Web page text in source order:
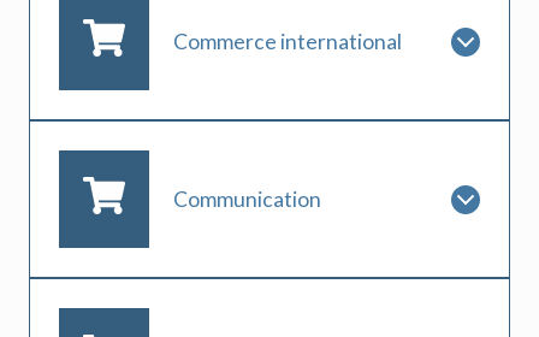
Commerce international
Communication